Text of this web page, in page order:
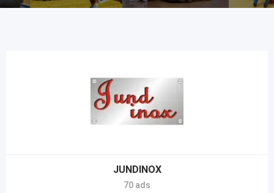
JUNDINOX
70 ads